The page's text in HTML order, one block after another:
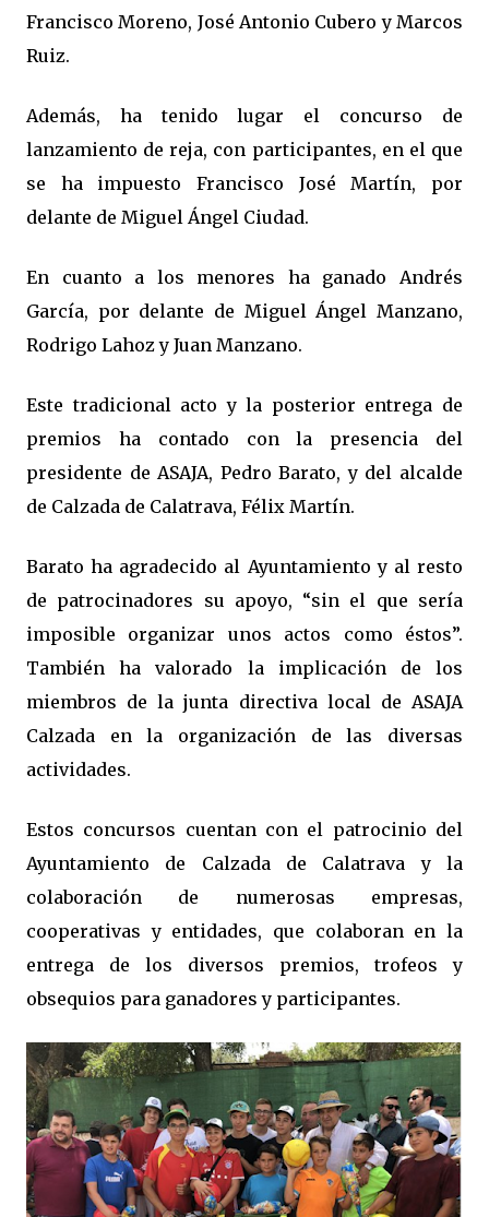
Francisco Moreno, José Antonio Cubero y Marcos
Ruiz.
Además, ha tenido lugar el concurso de
lanzamiento de reja, con participantes, en el que
se ha impuesto Francisco José Martín, por
delante de Miguel Ángel Ciudad.
En cuanto a los menores ha ganado Andrés
García, por delante de Miguel Ángel Manzano,
Rodrigo Lahoz y Juan Manzano.
Este tradicional acto y la posterior entrega de
premios ha contado con la presencia del
presidente de ASAJA, Pedro Barato, y del alcalde
de Calzada de Calatrava, Félix Martín.
Barato ha agradecido al Ayuntamiento y al resto
de patrocinadores su apoyo, “sin el que sería
imposible organizar unos actos como éstos”.
También ha valorado la implicación de los
miembros de la junta directiva local de ASAJA
Calzada en la organización de las diversas
actividades.
Estos concursos cuentan con el patrocinio del
Ayuntamiento de Calzada de Calatrava y la
colaboración de numerosas empresas,
cooperativas y entidades, que colaboran en la
entrega de los diversos premios, trofeos y
obsequios para ganadores y participantes.